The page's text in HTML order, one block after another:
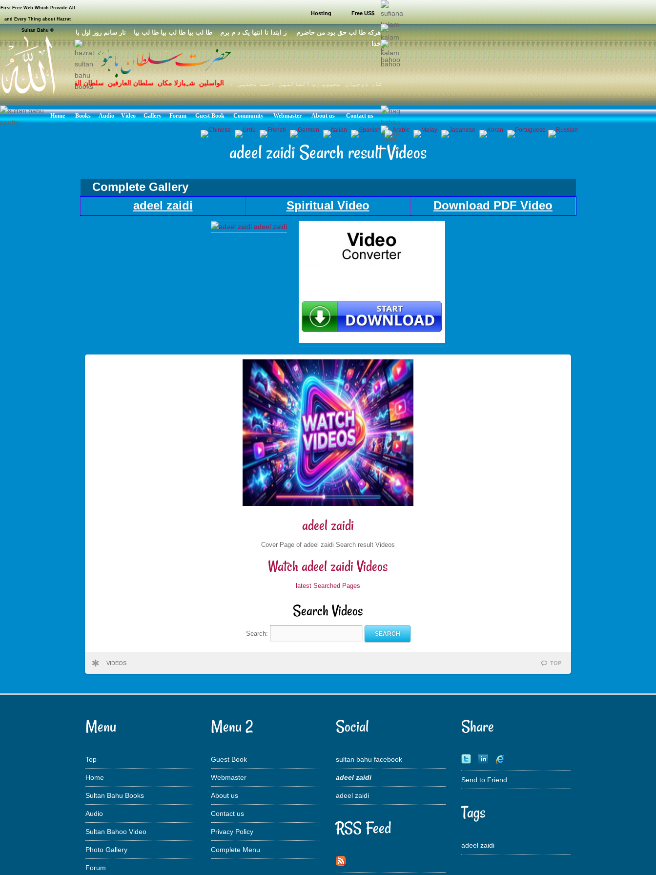
First Free Web Which Provide All
and Every Thing about Hazrat
Sultan Bahu ®
Hosting Free US$
هرکه طا لب حق بود من حاضرم ز ابتدا تا انتها يک د م برم طا لب بيا طا لب بيا طا لب بيا تار سانم روز اول با
خدا
برہانالواسلین شہبازلا مکاں سلطان العارفین سلطان الفقر مرشد حق سخی
شہنشاہ دوجہان محبوب رب العالمین احمد مجتبی نوراللہ محمد مصطفی صلی اللہ علیہ وسلم کے نام سروری قادری سلسلہ
Home Books Audio Video Gallery Forum Guest Book Community Webmaster About us Contact us
adeel zaidi Search result Videos
Complete Gallery
adeel zaidi
Spiritual Video Download PDF Video
adeel zaidi
Cover Page of adeel zaidi Search result Videos
Watch adeel zaidi Videos
latest Searched Pages
Search Videos
Search:
VIDEOS TOP
Menu
Top
Home
Sultan Bahu Books
Audio
Sultan Bahoo Video
Photo Gallery
Forum
Menu 2
Guest Book
Webmaster
About us
Contact us
Privacy Policy
Complete Menu
Social
sultan bahu facebook
adeel zaidi
adeel zaidi
RSS Feed
Share
Send to Friend
Tags
adeel zaidi